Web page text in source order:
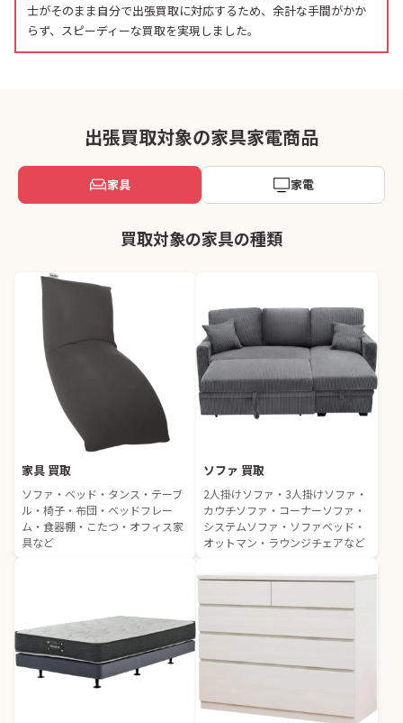
士がそのまま自分で出張買取に対応するため、余計な手間がかか
らず、スピーディーな買取を実現しました。
出張買取対象の家具家電商品
家具 家電
買取対象の家具の種類
家具 買取
ソファ・ベッド・タンス・テーブ
ル・椅子・布団・ベッドフレー
ム・食器棚・こたつ・オフィス家
具など
ソファ 買取
2人掛けソファ・3人掛けソファ・
カウチソファ・コーナーソファ・
システムソファ・ソファベッド・
オットマン・ラウンジチェアなど